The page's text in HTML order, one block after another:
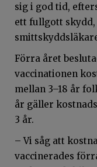
sig i god tid,
ett fullgott skydd,
Förra året
vaccinationen
mellan 3–18 år
år gäller
3 år.
– Vi såg att
vaccinerades